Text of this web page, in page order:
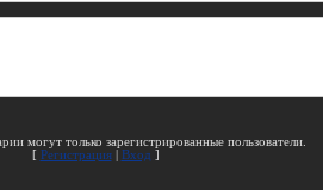
могут только зарегистрированные пользователи.
[ Регистрация| Вход ]